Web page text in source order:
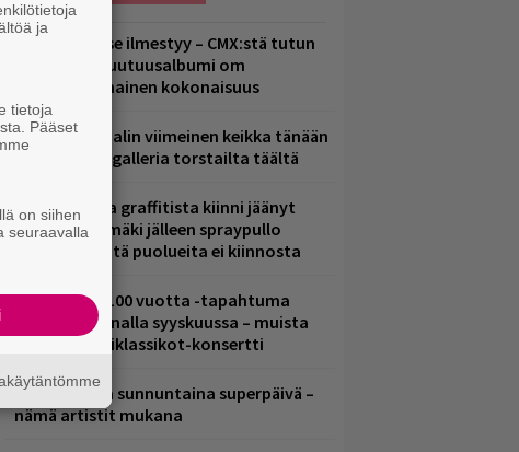
Huomenna se ilmestyy – CMX:stä tutun
A.W. Yrjänän uutuusalbumi om
mammuttimainen kokonaisuus
Eppu Normaalin viimeinen keikka tänään
– katso kuvagalleria torstailta täältä
Laittomasta graffitista kiinni jäänyt
Paavo Arhinmäki jälleen spraypullo
kädessä – näitä puolueita ei kiinnosta
Valtava Yle 100 vuotta -tapahtuma
Veikkaus Arenalla syyskuussa – muista
myös metalliklassikot-konsertti
Tampereella sunnuntaina superpäivä –
nämä artistit mukana
ja
tietoja
Pääset
on siihen
seuraavalla